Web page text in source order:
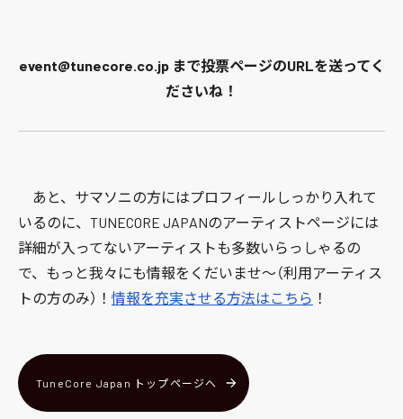
event@tunecore.co.jp まで投票ページのURLを送ってく
ださいね！
あと、サマソニの方にはプロフィールしっかり入れて
いるのに、TUNECORE JAPANのアーティストページには
詳細が入ってないアーティストも多数いらっしゃるの
で、もっと我々にも情報をくだいませ〜（利用アーティス
トの方のみ）！ 情報を充実させる方法はこちら ！
TuneCore Japan トップページへ